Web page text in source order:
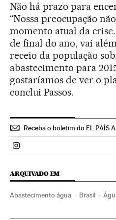
Não há prazo para
“Nossa preocupação
momento atual da
de final do ano, vai
receio da população
abastecimento para
gostaríamos de ver o
conclui Passos.
Receba o boletim do EL PAÍS
Politica El País Brasil en
ARQUIVADO EM
Abastecimento água Brasil